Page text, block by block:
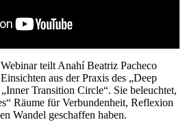
teilt Anahí Beatriz Pacheco
aus der Praxis des „Deep
Transition Circle“. Sie beleuchtet,
Räume für Verbundenheit, Reflexion
Wandel geschaffen haben.